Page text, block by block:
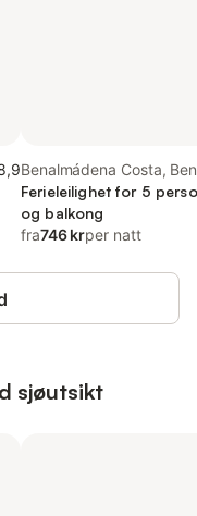
Benalmádena Costa,
Ferieleilighet for 5
og balkong
fra746 krper natt
sjøutsikt